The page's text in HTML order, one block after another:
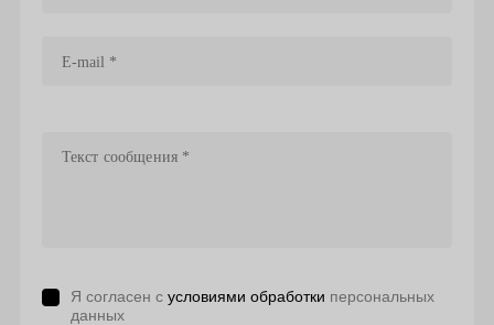
Я согласен с условиями обработки персональных
данных